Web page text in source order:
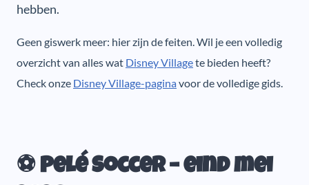
hebben.
Geen giswerk meer: hier zijn de feiten. Wil je een volledig
overzicht van alles wat Disney Villagete bieden heeft?
Check onze Disney Village-paginavoor de volledige gids.
⚽ Pelé Soccer – eind mei